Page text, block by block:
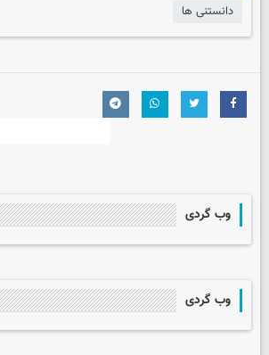
دانستنی ها
وب گردی
وب گردی